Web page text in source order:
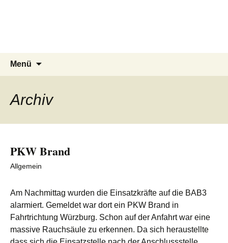
Menü
Archiv
PKW Brand
Allgemein
Am Nachmittag wurden die Einsatzkräfte auf die BAB3
alarmiert. Gemeldet war dort ein PKW Brand in
Fahrtrichtung Würzburg. Schon auf der Anfahrt war eine
massive Rauchsäule zu erkennen. Da sich heraustellte